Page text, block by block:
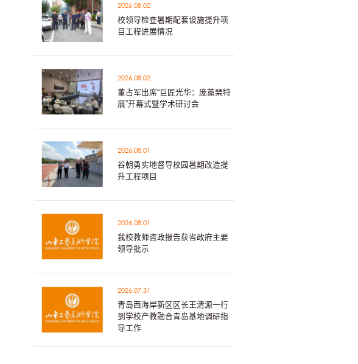
2026.08.02
校领导检查暑期配套设施提升项
目工程进展情况
2026.08.02
董占军出席“巨匠光华：庞薰琹特
展”开幕式暨学术研讨会
2026.08.01
谷朝勇实地督导校园暑期改造提
升工程项目
2026.08.01
我校教师咨政报告获省政府主要
领导批示
2026.07.31
青岛西海岸新区区长王清源一行
到学校产教融合青岛基地调研指
导工作